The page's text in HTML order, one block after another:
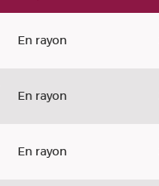
En rayon
En rayon
En rayon